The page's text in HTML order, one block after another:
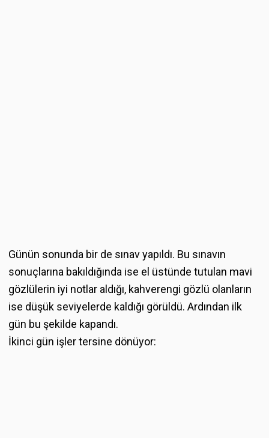
Günün sonunda bir de sınav yapıldı. Bu sınavın
sonuçlarına bakıldığında ise el üstünde tutulan mavi
gözlülerin iyi notlar aldığı, kahverengi gözlü olanların
ise düşük seviyelerde kaldığı görüldü. Ardından ilk
gün bu şekilde kapandı.
İkinci gün işler tersine dönüyor: